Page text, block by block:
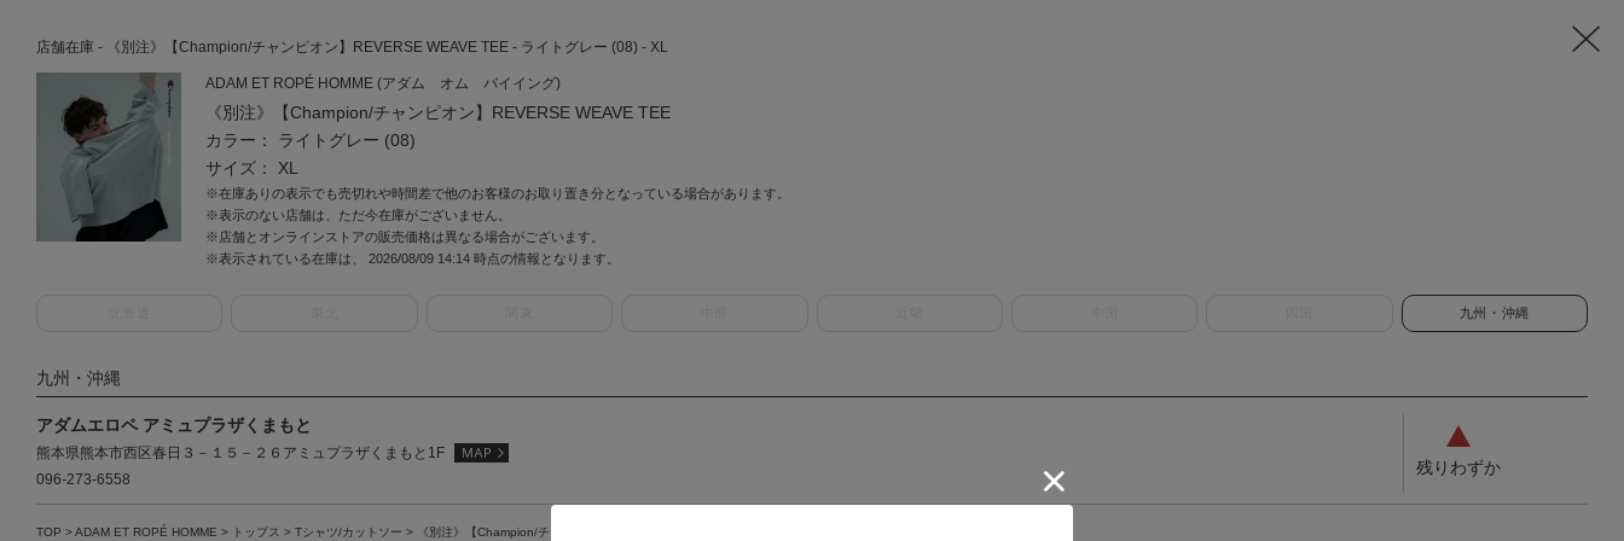
店舗在庫 - 《別注》【Champion/チャンピオン】REVERSE WEAVE TEE - ライトグレー (08) - XL
ADAM ET ROPÉ HOMME (アダム オム バイイング)
《別注》【Champion/チャンピオン】REVERSE WEAVE TEE
カラー： ライトグレー (08)
サイズ： XL
※在庫ありの表示でも売切れや時間差で他のお客様のお取り置き分となっている場合があります。
※表示のない店舗は、ただ今在庫がございません。
※店舗とオンラインストアの販売価格は異なる場合がございます。
※表示されている在庫は、 2026/08/09 14:14 時点の情報となります。
九州・沖縄
九州・沖縄
アダムエロペ アミュプラザくまもと
熊本県熊本市西区春日３－１５－２６アミュプラザくまもと1F
096-273-6558
TOP >ADAM ET ROPÉ HOMME > トップス > Tシャツ/カットソー > 《別注》【Champion/チャンピオン】REVERSE WEAVE TEE